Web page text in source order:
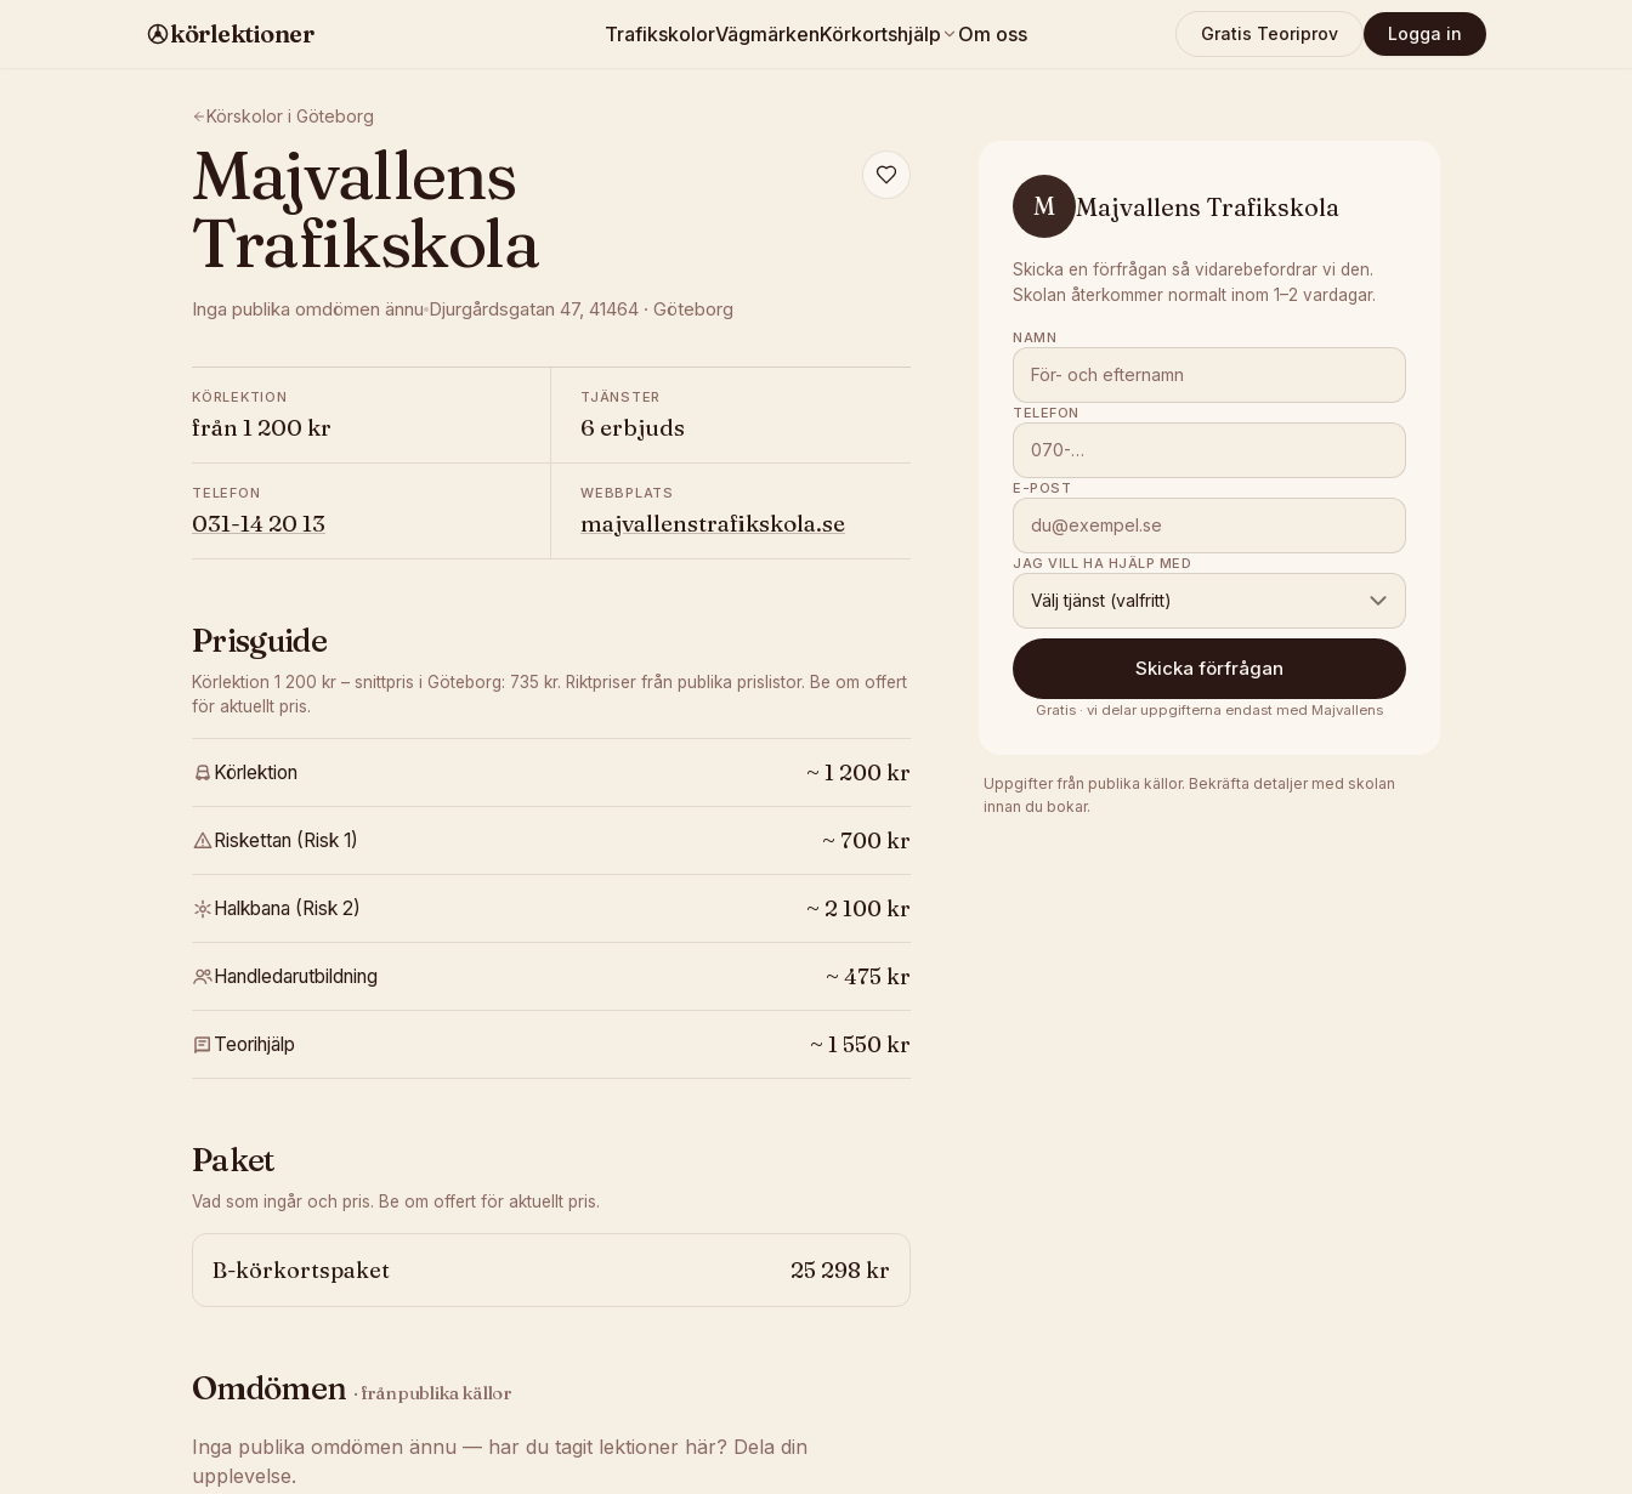
körlektioner TrafikskolorVägmärkenKörkortshjälp Om oss Gratis Teoriprov Logga in
Körskolor i Göteborg
Majvallens
Trafikskola
Inga publika omdömen ännu Djurgårdsgatan 47, 41464 · Göteborg
KÖRLEKTION
från 1 200 kr
TJÄNSTER
6 erbjuds
TELEFON
031-14 20 13
WEBBPLATS
majvallenstrafikskola.se
Prisguide
Körlektion 1 200 kr – snittpris i Göteborg: 735 kr. Riktpriser från publika prislistor. Be om offert
för aktuellt pris.
Körlektion ~ 1 200 kr
Riskettan (Risk 1) ~ 700 kr
Halkbana (Risk 2) ~ 2 100 kr
Handledarutbildning ~ 475 kr
Teorihjälp ~ 1 550 kr
Paket
Vad som ingår och pris. Be om offert för aktuellt pris.
B-körkortspaket 25 298 kr
Omdömen · från publika källor
Inga publika omdömen ännu — har du tagit lektioner här? Dela din
upplevelse.
M Majvallens Trafikskola
Skicka en förfrågan så vidarebefordrar vi den.
Skolan återkommer normalt inom 1–2 vardagar.
NAMN
TELEFON
E-POST
JAG VILL HA HJÄLP MED
Välj tjänst (valfritt)
Skicka förfrågan
Gratis · vi delar uppgifterna endast med Majvallens
Uppgifter från publika källor. Bekräfta detaljer med skolan
innan du bokar.